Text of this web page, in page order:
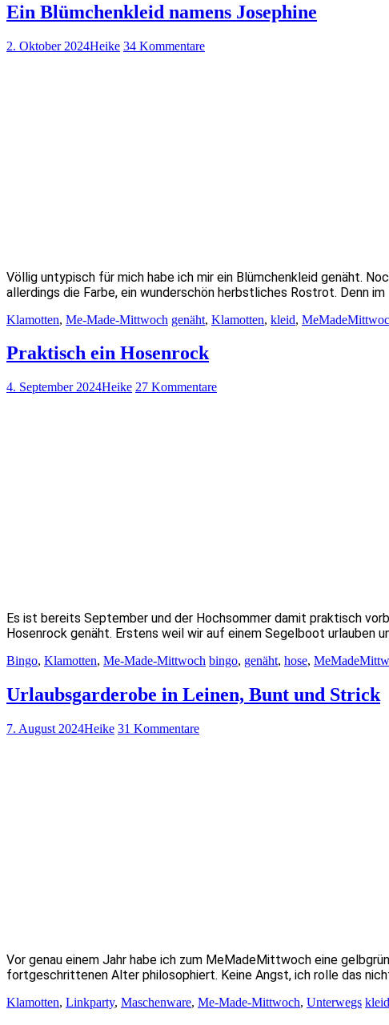
Ein Blümchenkleid namens Josephine
2. Oktober 2024Heike 34 Kommentare
Völlig untypisch für mich habe ich mir ein Blümchenkleid genäht.
allerdings die Farbe, ein wunderschön herbstliches Rostrot. Denn
Klamotten, Me-Made-Mittwoch genäht, Klamotten, kleid,
Praktisch ein Hosenrock
4. September 2024Heike 27 Kommentare
Es ist bereits September und der Hochsommer damit praktisch
Hosenrock genäht. Erstens weil wir auf einem Segelboot urlauben
Bingo, Klamotten, Me-Made-Mittwoch bingo, genäht, hose,
Urlaubsgarderobe in Leinen, Bunt und Strick
7. August 2024Heike 31 Kommentare
Vor genau einem Jahr habe ich zum MeMadeMittwoch eine
fortgeschrittenen Alter philosophiert. Keine Angst, ich rolle das
Klamotten, Linkparty, Maschenware, Me-Made-Mittwoch, Unterwegs kleid